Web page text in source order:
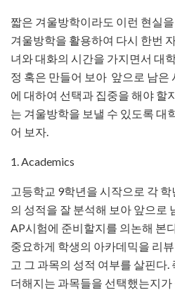
짧은 겨울방학이라도 이런 현실
겨울방학을 활용하여 다시 한번
녀와 대화의 시간을 가지면서 대
정 혹은 만들어 보아 앞으로 남은
에 대하여 선택과 집중을 해야 할
는 겨울방학을 보낼 수 있도록 대
어 보자.
1. Academics
고등학교 9학년을 시작으로 각
의 성적을 잘 분석해 보아 앞으로
AP시험에 준비할지를 의논해 본
중요하게 학생의 아카데믹을 리
고 그 과목의 성적 여부를 살핀다.
더해지는 과목들을 선택했는지